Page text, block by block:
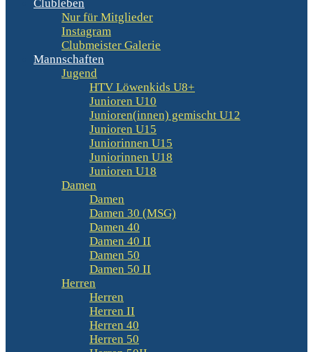
Clubleben
Nur für Mitglieder
Instagram
Clubmeister Galerie
Mannschaften
Jugend
HTV Löwenkids U8+
Junioren U10
Junioren(innen) gemischt U12
Junioren U15
Juniorinnen U15
Juniorinnen U18
Junioren U18
Damen
Damen
Damen 30 (MSG)
Damen 40
Damen 40 II
Damen 50
Damen 50 II
Herren
Herren
Herren II
Herren 40
Herren 50